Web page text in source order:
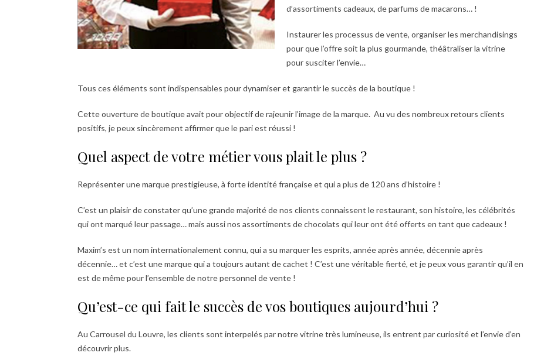
d’assortiments cadeaux, de parfums de macarons… !
Instaurer les processus de vente, organiser les merchandisings
pour que l’offre soit la plus gourmande, théâtraliser la vitrine
pour susciter l’envie…
Tous ces éléments sont indispensables pour dynamiser et garantir le succès de la boutique !
Cette ouverture de boutique avait pour objectif de rajeunir l’image de la marque. Au vu des nombreux retours clients
positifs, je peux sincèrement affirmer que le pari est réussi !
Quel aspect de votre métier vous plait le plus ?
Représenter une marque prestigieuse, à forte identité française et qui a plus de 120 ans d’histoire !
C’est un plaisir de constater qu’une grande majorité de nos clients connaissent le restaurant, son histoire, les célébrités
qui ont marqué leur passage… mais aussi nos assortiments de chocolats qui leur ont été offerts en tant que cadeaux !
Maxim’s est un nom internationalement connu, qui a su marquer les esprits, année après année, décennie après
décennie… et c’est une marque qui a toujours autant de cachet ! C’est une véritable fierté, et je peux vous garantir qu’il en
est de même pour l’ensemble de notre personnel de vente !
Qu’est-ce qui fait le succès de vos boutiques aujourd’hui ?
Au Carrousel du Louvre, les clients sont interpelés par notre vitrine très lumineuse, ils entrent par curiosité et l’envie d’en
découvrir plus.